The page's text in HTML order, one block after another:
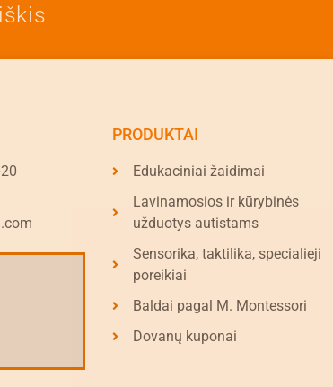
PRODUKTAI
Edukaciniai žaidimai
Lavinamosios ir kūrybinės
užduotys autistams
Sensorika, taktilika, specialieji
poreikiai
Baldai pagal M. Montessori
Dovanų kuponai